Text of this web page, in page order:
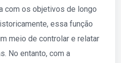
com os objetivos de longo
essa função
meio de controlar e relatar
No entanto, com a